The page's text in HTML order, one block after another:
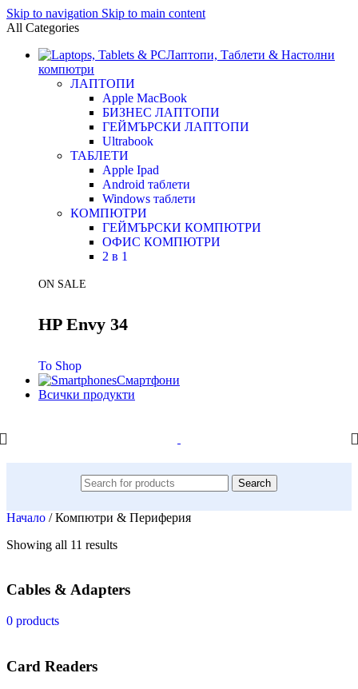
Skip to navigation Skip to main content
All Categories
Лаптопи, Таблети & Настолни
компютри
ЛАПТОПИ
Apple MacBook
БИЗНЕС ЛАПТОПИ
ГЕЙМЪРСКИ ЛАПТОПИ
Ultrabook
ТАБЛЕТИ
Apple Ipad
Android таблети
Windows таблети
КОМПЮТРИ
ГЕЙМЪРСКИ КОМПЮТРИ
ОФИС КОМПЮТРИ
2 в 1
ON SALE
HP Envy 34
To Shop
Смартфони
Всички продукти
Search
Начало / Компютри & Периферия
Showing all 11 results
Cables & Adapters
0 products
Card Readers